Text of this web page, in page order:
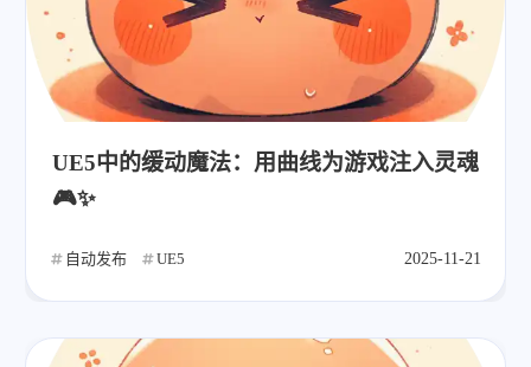
UE5中的缓动魔法：用曲线为游戏注入灵魂
🎮✨
自动发布 UE5 2025-11-21